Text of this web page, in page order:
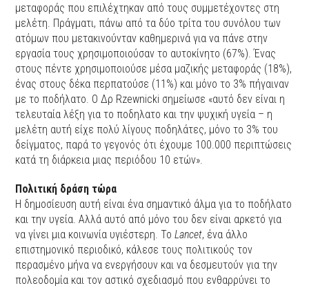
μεταφοράς που επιλέχτηκαν από τους συμμετέχοντες στη
μελέτη. Πράγματι, πάνω από τα δύο τρίτα του συνόλου των
ατόμων που μετακινούνταν καθημερινά για να πάνε στην
εργασία τους χρησιμοποιούσαν το αυτοκίνητο (67%). Ένας
στους πέντε χρησιμοποιούσε μέσα μαζικής μεταφοράς (18%),
ένας στους δέκα περπατούσε (11%) και μόνο το 3% πήγαιναν
με το ποδήλατο. Ο Δρ Rzewnicki σημείωσε «αυτό δεν είναι η
τελευταία λέξη για το ποδηλατο και την ψυχική υγεία – η
μελέτη αυτή είχε πολύ λίγους ποδηλάτες, μόνο το 3% του
δείγματος, παρά το γεγονός ότι έχουμε 100.000 περιπτώσεις
κατά τη διάρκεια μιας περιόδου 10 ετών».
Πολιτική δράση τώρα
Η δημοσίευση αυτή είναι ένα σημαντικό άλμα για το ποδήλατο
και την υγεία. Αλλά αυτό από μόνο του δεν είναι αρκετό για
να γίνει μια κοινωνία υγιέστερη. ΤοLancet, ένα άλλο
επιστημονικό περιοδικό, κάλεσε τους πολιτικούς τον
περασμένο μήνα να ενεργήσουν και να δεσμευτούν για την
πολεοδομία και τον αστικό σχεδιασμό που ενθαρρύνει το